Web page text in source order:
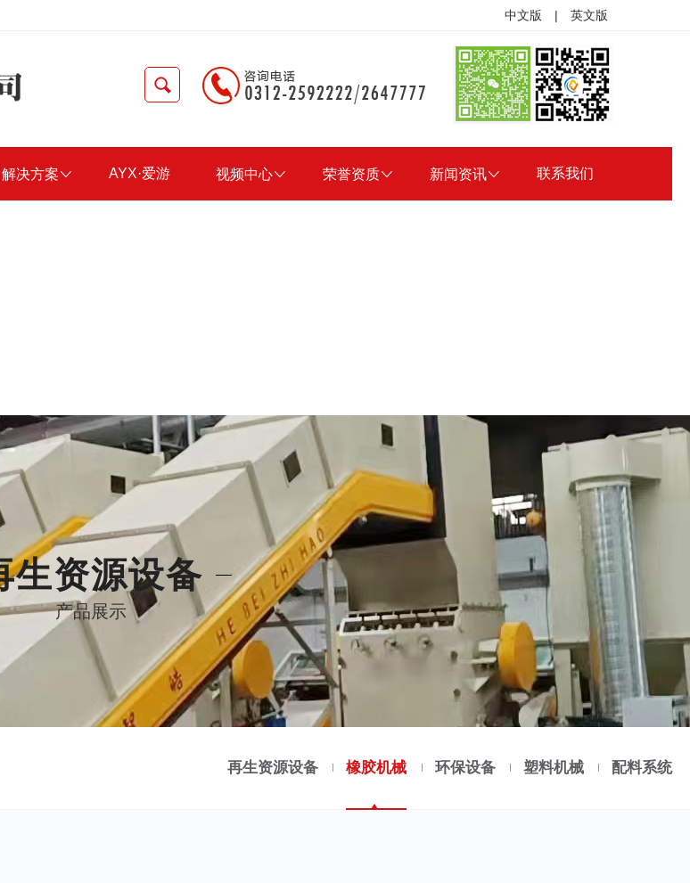
中文版 | 英文版
解决方案 AYX·爱游 视频中心 荣誉资质 新闻资讯 联系我们
生资源设备
产品展示
再生资源设备 橡胶机械 环保设备 塑料机械 配料系统